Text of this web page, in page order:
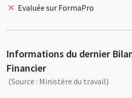
Evaluée sur FormaPro
Informations du dernier
Financier
(Source : Ministère du travail)